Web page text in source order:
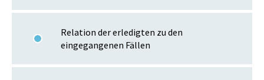
Relation der erledigten zu den
eingegangenen Fällen